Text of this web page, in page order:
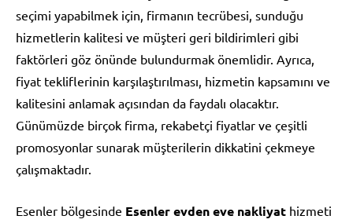
seçimi yapabilmek için, firmanın tecrübesi, sunduğu
hizmetlerin kalitesi ve müşteri geri bildirimleri gibi
faktörleri göz önünde bulundurmak önemlidir. Ayrıca,
fiyat tekliflerinin karşılaştırılması, hizmetin kapsamını ve
kalitesini anlamak açısından da faydalı olacaktır.
Günümüzde birçok firma, rekabetçi fiyatlar ve çeşitli
promosyonlar sunarak müşterilerin dikkatini çekmeye
çalışmaktadır.
Esenler bölgesinde Esenler evden eve nakliyat hizmeti